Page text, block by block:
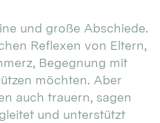
und große Abschiede.
Reflexen von Eltern,
Begegnung mit
möchten. Aber
auch trauern, sagen
und unterstützt